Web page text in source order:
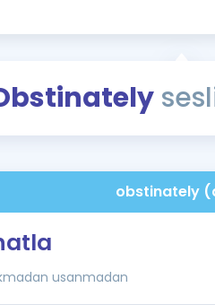
obstinately
usanmadan